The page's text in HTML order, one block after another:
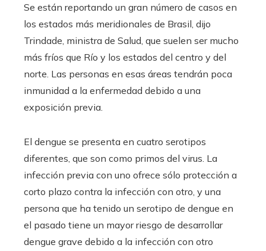
Se están reportando un gran número de casos en
los estados más meridionales de Brasil, dijo
Trindade, ministra de Salud, que suelen ser mucho
más fríos que Río y los estados del centro y del
norte. Las personas en esas áreas tendrán poca
inmunidad a la enfermedad debido a una
exposición previa.
El dengue se presenta en cuatro serotipos
diferentes, que son como primos del virus. La
infección previa con uno ofrece sólo protección a
corto plazo contra la infección con otro, y una
persona que ha tenido un serotipo de dengue en
el pasado tiene un mayor riesgo de desarrollar
dengue grave debido a la infección con otro